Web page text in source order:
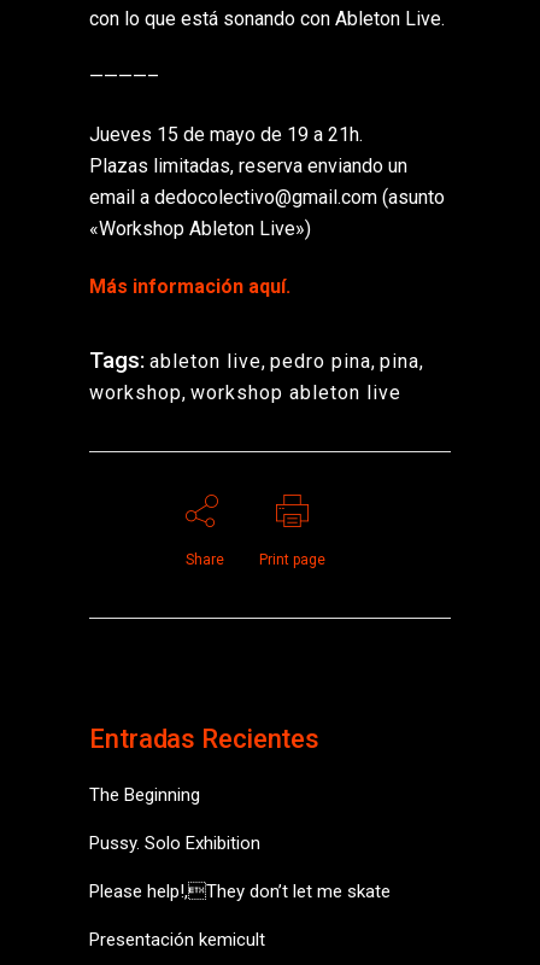
con lo que está sonando con Ableton Live.
————–
Jueves 15 de mayo de 19 a 21h.
Plazas limitadas, reserva enviando un
email a dedocolectivo@gmail.com (asunto
«Workshop Ableton Live»)
Más información aquí.
Tags: ableton live, pedro pina, pina,
workshop, workshop ableton live
Share Print page
Entradas Recientes
The Beginning
Pussy. Solo Exhibition
Please help!,They don’t let me skate
Presentación kemicult